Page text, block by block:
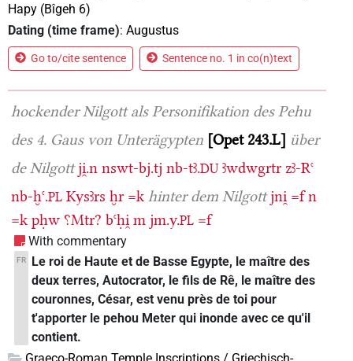
Hapy (Bîgeh 6)
Dating (time frame): Augustus
Go to/cite sentence Sentence no. 1 in co(n)text
hockender Nilgott als Personifikation des Pehu
des 4. Gaus von Unterägypten Opet 243.L
über
de Nilgott ji̯.n nswt-bj.tj nb-tꜣ.DU ꜣwdwgrtr zꜣ-Rꜥ
nb-ḫꜥ.PL Kysꜣrs ḫr =k hinter dem Nilgott jni̯ =f n
=k pḥw ⸮Mtr? bꜥḥi̯ m jm.y.PL =f
With commentary
FR
Le roi de Haute et de Basse Egypte, le maître des
deux terres, Autocrator, le fils de Rê, le maître des
couronnes, César, est venu près de toi pour
t'apporter le pehou Meter qui inonde avec ce qu'il
contient.